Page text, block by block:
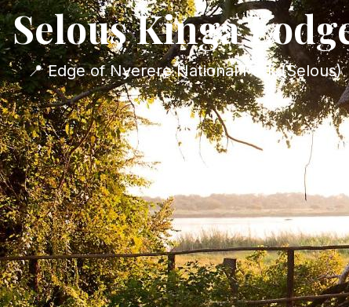
Selous Kinga
📍 Edge of Nyerere National Park (Selous)
Selous Kinga Lodge: Abgeschiedenes
umarmen. Dein Süd-Tansania-Refugium!
Ausstattung